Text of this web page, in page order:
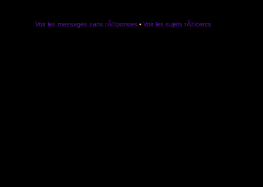
Voir les messages sans rÃ©ponses • Voir les sujets rÃ©cents